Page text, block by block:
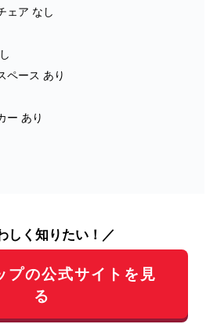
ェア なし
ペース あり
ー あり
しく知りたい！／
プの公式サイトを見
る